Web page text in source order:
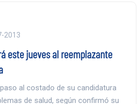
2013
este jueves al reemplazante
al costado de su candidatura
de salud, según confirmó su